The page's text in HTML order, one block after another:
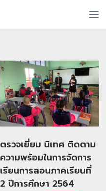
ตรวจเยี่ยม นิเทศ ติดตาม
ความพร้อมในการจัดการ
เรียนการสอนภาคเรียนที่
2 ปีการศึกษา 2564